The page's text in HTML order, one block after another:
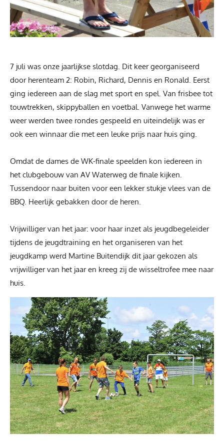
7 juli was onze jaarlijkse slotdag. Dit keer georganiseerd
door herenteam 2: Robin, Richard, Dennis en Ronald. Eerst
ging iedereen aan de slag met sport en spel. Van frisbee tot
touwtrekken, skippyballen en voetbal. Vanwege het warme
weer werden twee rondes gespeeld en uiteindelijk was er
ook een winnaar die met een leuke prijs naar huis ging.
Omdat de dames de WK-finale speelden kon iedereen in
het clubgebouw van AV Waterweg de finale kijken.
Tussendoor naar buiten voor een lekker stukje vlees van de
BBQ. Heerlijk gebakken door de heren.
Vrijwilliger van het jaar: voor haar inzet als jeugdbegeleider
tijdens de jeugdtraining en het organiseren van het
jeugdkamp werd Martine Buitendijk dit jaar gekozen als
vrijwilliger van het jaar en kreeg zij de wisseltrofee mee naar
huis.